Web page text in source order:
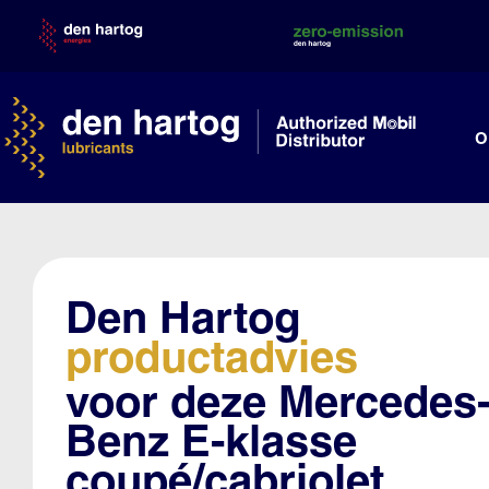
content
Den Hartog
productadvies
voor deze
Benz E-klasse